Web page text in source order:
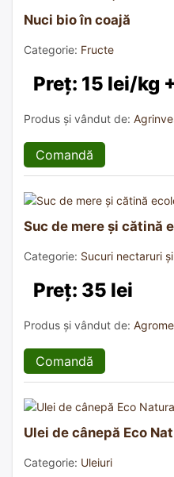
Nuci bio în coajă
Categorie: Fructe
Preț: 15 lei/kg
Produs și vândut de:
Comandă
Suc de mere și cătină
Categorie: Sucuri nectaruri
Preț: 35 lei
Produs și vândut de:
Comandă
Ulei de cânepă Eco
Categorie: Uleiuri